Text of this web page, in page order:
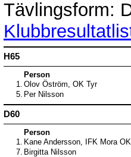
Tävlingsform:
H65
Person
1. Olov Öström, OK Tyr
5. Per Nilsson
D60
Person
1. Kane Andersson, IFK Mora OK
7. Birgitta Nilsson